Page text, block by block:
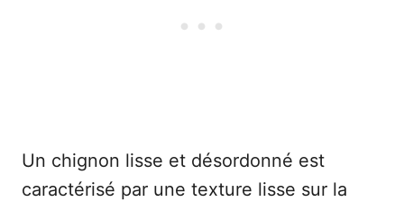
Un chignon lisse et désordonné est
caractérisé par une texture lisse sur la